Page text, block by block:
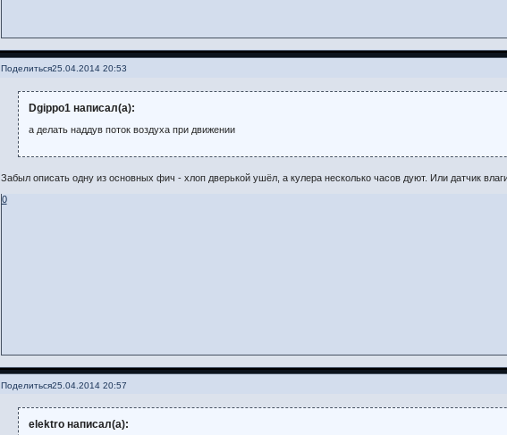
Поделиться25.04.2014 20:53
Dgippo1 написал(а):
а делать наддув поток воздуха при движении
Забыл описать одну из основных фич - хлоп дверькой ушёл, а кулера несколько часов дуют. Или датчик
0
Поделиться25.04.2014 20:57
elektro написал(а):